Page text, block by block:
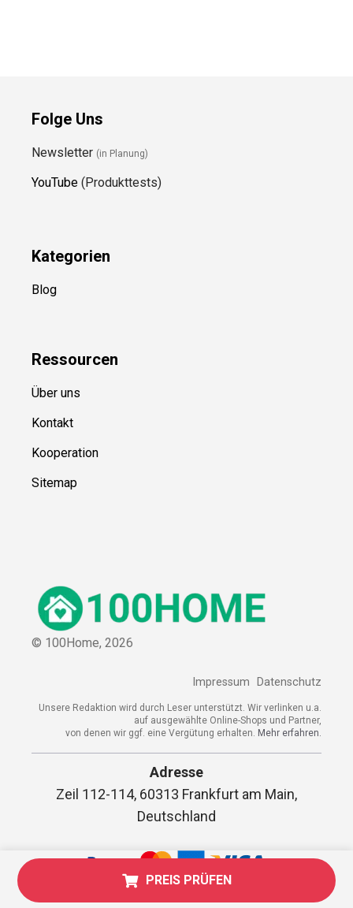
PREIS PRÜFEN
Folge Uns
Newsletter (in Planung)
YouTube (Produkttests)
Kategorien
Blog
Ressourcen
Über uns
Kontakt
Kooperation
Sitemap
© 100Home, 2026
Impressum Datenschutz
Unsere Redaktion wird durch Leser unterstützt. Wir verlinken u.a.
auf ausgewählte Online-Shops und Partner,
von denen wir ggf. eine Vergütung erhalten. Mehr erfahren.
Adresse
Zeil 112-114, 60313 Frankfurt am Main,
Deutschland